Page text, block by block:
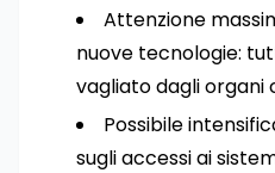
Attenzione
nuove tecnologie:
vagliato dagli
Possibile
sugli accessi ai